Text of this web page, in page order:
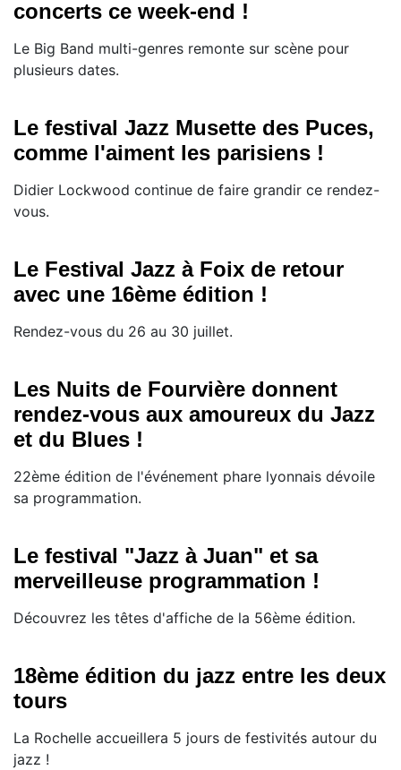
concerts ce week-end !
Le Big Band multi-genres remonte sur scène pour
plusieurs dates.
Le festival Jazz Musette des Puces,
comme l'aiment les parisiens !
Didier Lockwood continue de faire grandir ce rendez-
vous.
Le Festival Jazz à Foix de retour
avec une 16ème édition !
Rendez-vous du 26 au 30 juillet.
Les Nuits de Fourvière donnent
rendez-vous aux amoureux du Jazz
et du Blues !
22ème édition de l'événement phare lyonnais dévoile
sa programmation.
Le festival "Jazz à Juan" et sa
merveilleuse programmation !
Découvrez les têtes d'affiche de la 56ème édition.
18ème édition du jazz entre les deux
tours
La Rochelle accueillera 5 jours de festivités autour du
jazz !